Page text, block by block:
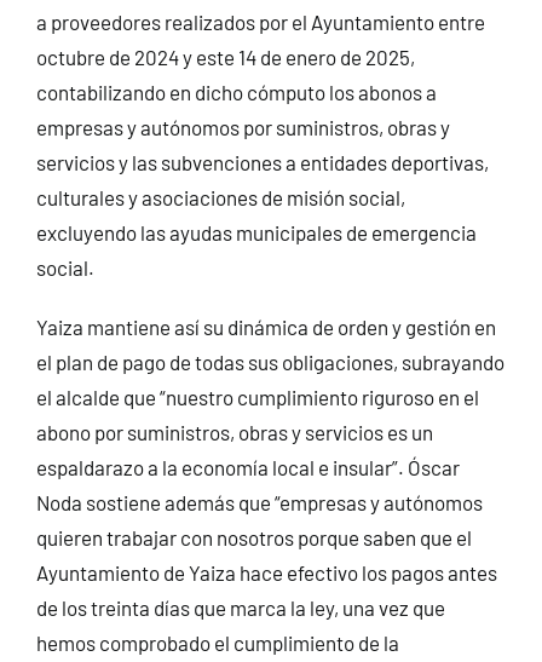
a proveedores realizados por el Ayuntamiento entre
octubre de 2024 y este 14 de enero de 2025,
contabilizando en dicho cómputo los abonos a
empresas y autónomos por suministros, obras y
servicios y las subvenciones a entidades deportivas,
culturales y asociaciones de misión social,
excluyendo las ayudas municipales de emergencia
social.
Yaiza mantiene así su dinámica de orden y gestión en
el plan de pago de todas sus obligaciones, subrayando
el alcalde que “nuestro cumplimiento riguroso en el
abono por suministros, obras y servicios es un
espaldarazo a la economía local e insular”. Óscar
Noda sostiene además que “empresas y autónomos
quieren trabajar con nosotros porque saben que el
Ayuntamiento de Yaiza hace efectivo los pagos antes
de los treinta días que marca la ley, una vez que
hemos comprobado el cumplimiento de la